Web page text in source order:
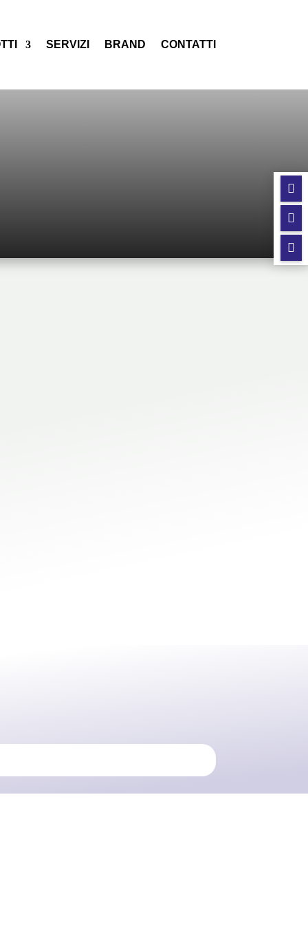
SERVIZI BRAND CONTATTI


